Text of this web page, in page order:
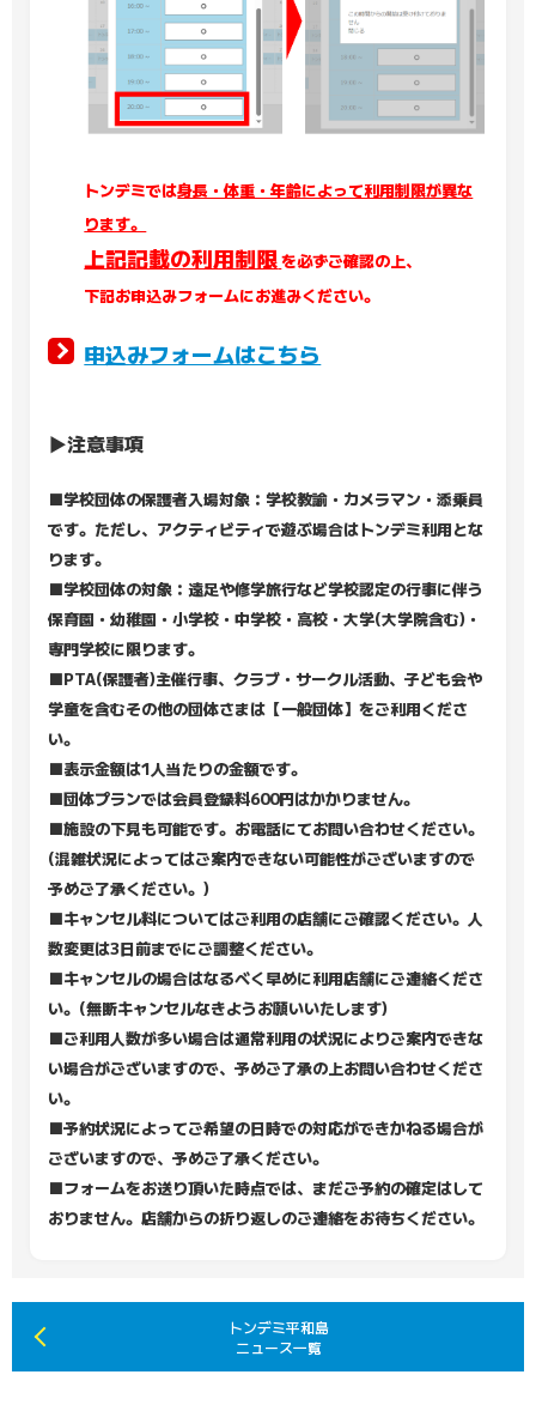
トンデミでは身長・体重・年齢によって利用制限が異な
ります。
上記記載の利用制限を必ずご確認の上、
下記お申込みフォームにお進みください。
申込みフォームはこちら
▶注意事項
■学校団体の保護者入場対象：学校教諭・カメラマン・添乗員
です。ただし、アクティビティで遊ぶ場合はトンデミ利用とな
ります。
■学校団体の対象：遠足や修学旅行など学校認定の行事に伴う
保育園・幼稚園・小学校・中学校・高校・大学(大学院含む)・
専門学校に限ります。
■PTA(保護者)主催行事、クラブ・サークル活動、子ども会や
学童を含むその他の団体さまは【一般団体】をご利用くださ
い。
■表示金額は1人当たりの金額です。
■団体プランでは会員登録料600円はかかりません。
■施設の下見も可能です。お電話にてお問い合わせください。
(混雑状況によってはご案内できない可能性がございますので
予めご了承ください。)
■キャンセル料についてはご利用の店舗にご確認ください。人
数変更は3日前までにご調整ください。
■キャンセルの場合はなるべく早めに利用店舗にご連絡くださ
い。(無断キャンセルなきようお願いいたします)
■ご利用人数が多い場合は通常利用の状況によりご案内できな
い場合がございますので、予めご了承の上お問い合わせくださ
い。
■予約状況によってご希望の日時での対応ができかねる場合が
ございますので、予めご了承ください。
■フォームをお送り頂いた時点では、まだご予約の確定はして
おりません。店舗からの折り返しのご連絡をお待ちください。
トンデミ平和島
ニュース一覧